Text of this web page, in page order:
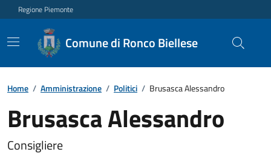
Regione Piemonte
Comune di Ronco Biellese
Home / Amministrazione / Politici / Brusasca Alessandro
Brusasca Alessandro
Consigliere